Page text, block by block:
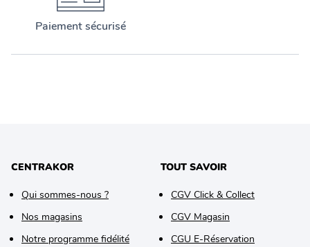
Paiement sécurisé
CENTRAKOR
Qui sommes-nous ?
Nos magasins
Notre programme fidélité
TOUT SAVOIR
CGV Click & Collect
CGV Magasin
CGU E-Réservation